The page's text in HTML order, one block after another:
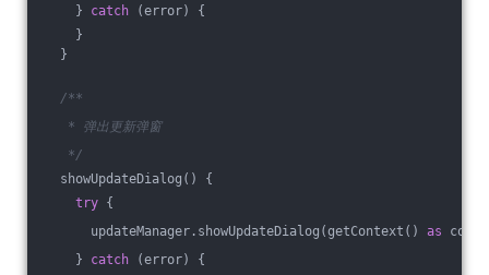
} catch (error) {
}
}
/**
* 弹出更新弹窗
*/
showUpdateDialog() {
try {
updateManager.showUpdateDialog(getContext() as
} catch (error) {